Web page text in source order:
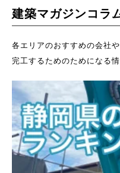
建築マガジンコラ
各エリアのおすすめの会社
完工するためのためになる